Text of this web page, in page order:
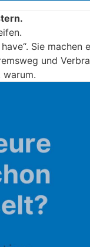
Sie machen
und
warum.